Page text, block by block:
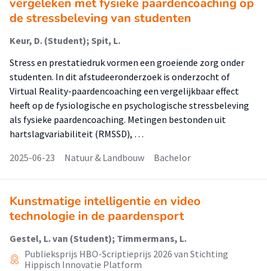
vergeleken met fysieke paardencoaching op
de stressbeleving van studenten
Keur, D. (Student); Spit, L.
Stress en prestatiedruk vormen een groeiende zorg onder
studenten. In dit afstudeeronderzoek is onderzocht of
Virtual Reality-paardencoaching een vergelijkbaar effect
heeft op de fysiologische en psychologische stressbeleving
als fysieke paardencoaching. Metingen bestonden uit
hartslagvariabiliteit (RMSSD), …
2025-06-23
Natuur & Landbouw Bachelor
Kunstmatige intelligentie en video
technologie in de paardensport
Gestel, L. van (Student); Timmermans, L.
Publieksprijs HBO-Scriptieprijs 2026 van Stichting
Hippisch Innovatie Platform